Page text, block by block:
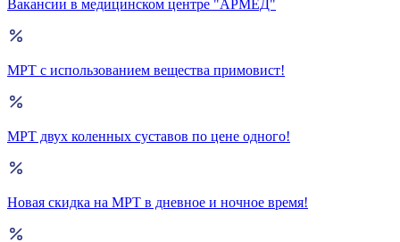
Вакансии в медицинском центре "АРМЕД"
МРТ с использованием вещества примовист!
МРТ двух коленных суставов по цене одного!
Новая скидка на МРТ в дневное и ночное время!